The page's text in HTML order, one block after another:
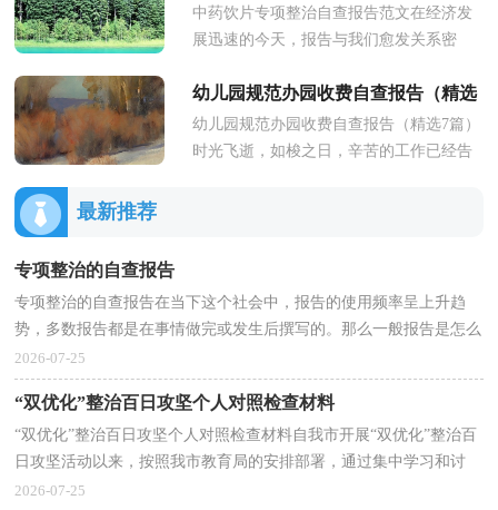
中药饮片专项整治自查报告范文在经济发
展迅速的今天，报告与我们愈发关系密
知道怎样写报告才能写的好吗？下...
幼儿园规范办园收费自查报告（精选
7篇）
幼儿园规范办园收费自查报告（精选7篇）
时光飞逝，如梭之日，辛苦的工作已经告
最新推荐
专项整治的自查报告
专项整治的自查报告在当下这个社会中，报告的使用频率呈上升趋
势，多数报告都是在事情做完或发生后撰写的。那么一般报告是怎么
写的呢？下面是小编为大家收集的专项整治的自查报告...
2026-07-25
“双优化”整治百日攻坚个人对照检查材料
“双优化”整治百日攻坚个人对照检查材料自我市开展“双优化”整治百
日攻坚活动以来，按照我市教育局的安排部署，通过集中学习和讨
论，我认真地学习了“双优化”整治百日攻坚活的...
2026-07-25